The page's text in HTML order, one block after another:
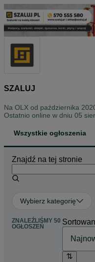
SZALUJ
Na OLX od października
Ostatnio online w dniu 05
Wszystkie ogłoszenia
Znajdź na tej stronie
Wybierz kategorię
ZNALEŹLIŚMY 50
OGŁOSZEŃ